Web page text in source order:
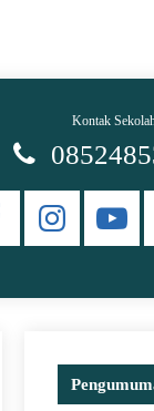
Kontak